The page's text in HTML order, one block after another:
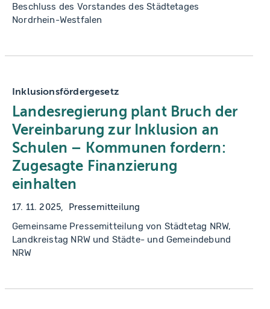
Beschluss des Vorstandes des Städtetages
Nordrhein-Westfalen
Inklusionsfördergesetz
Landesregierung plant Bruch der
Vereinbarung zur Inklusion an
Schulen – Kommunen fordern:
Zugesagte Finanzierung
einhalten
17. 11. 2025 Pressemitteilung
Gemeinsame Pressemitteilung von Städtetag NRW,
Landkreistag NRW und Städte- und Gemeindebund
NRW